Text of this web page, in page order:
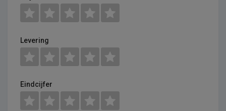
Levering
Eindcijfer